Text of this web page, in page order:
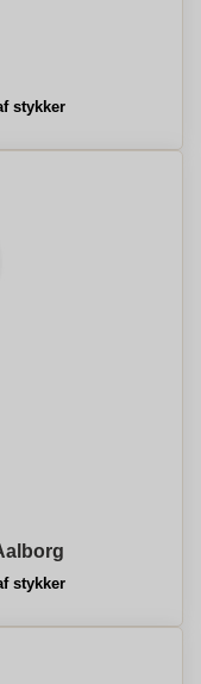
stykker
stykker